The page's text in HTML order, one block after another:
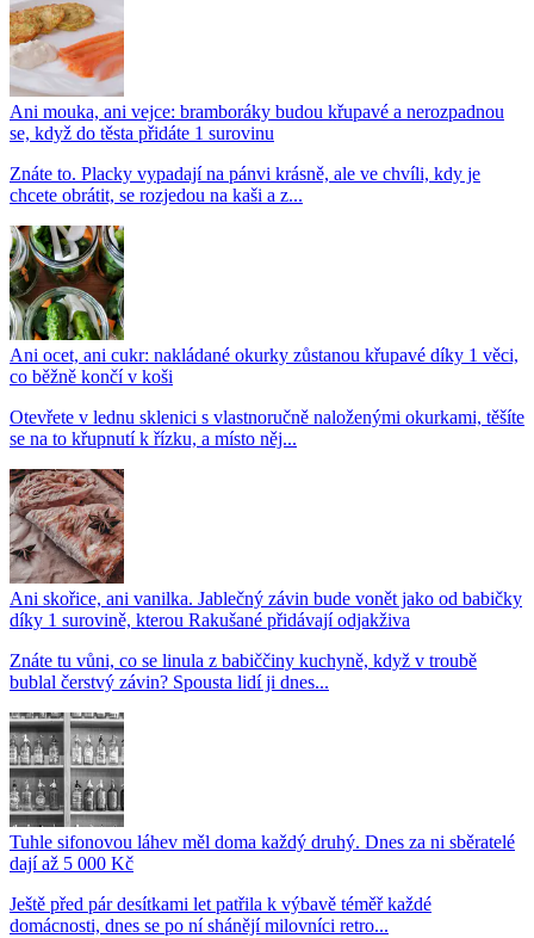
Ani mouka, ani vejce: bramboráky budou křupavé a nerozpadnou
se, když do těsta přidáte 1 surovinu
Znáte to. Placky vypadají na pánvi krásně, ale ve chvíli, kdy je
chcete obrátit, se rozjedou na kaši a z...
Ani ocet, ani cukr: nakládané okurky zůstanou křupavé díky 1 věci,
co běžně končí v koši
Otevřete v lednu sklenici s vlastnoručně naloženými okurkami, těšíte
se na to křupnutí k řízku, a místo něj...
Ani skořice, ani vanilka. Jablečný závin bude vonět jako od babičky
díky 1 surovině, kterou Rakušané přidávají odjakživa
Znáte tu vůni, co se linula z babiččiny kuchyně, když v troubě
bublal čerstvý závin? Spousta lidí ji dnes...
Tuhle sifonovou láhev měl doma každý druhý. Dnes za ni sběratelé
dají až 5 000 Kč
Ještě před pár desítkami let patřila k výbavě téměř každé
domácnosti, dnes se po ní shánějí milovníci retro...